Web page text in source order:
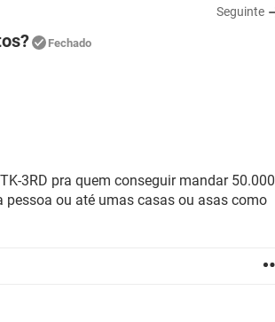
Seguinte
Fechado
3RD pra quem conseguir mandar 50.000
ou até umas casas ou asas como